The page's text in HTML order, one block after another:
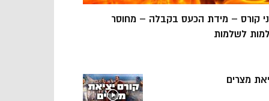
קורס – מידת הכעס בקבלה – מחוסר
לשלמות
מצרים